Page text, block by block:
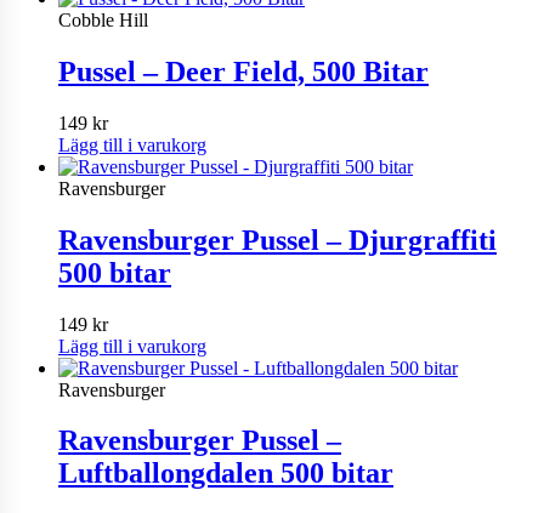
Cobble Hill
Pussel – Deer Field, 500 Bitar
149 kr
Lägg till i varukorg
Ravensburger
Ravensburger Pussel – Djurgraffiti
500 bitar
149 kr
Lägg till i varukorg
Ravensburger
Ravensburger Pussel –
Luftballongdalen 500 bitar